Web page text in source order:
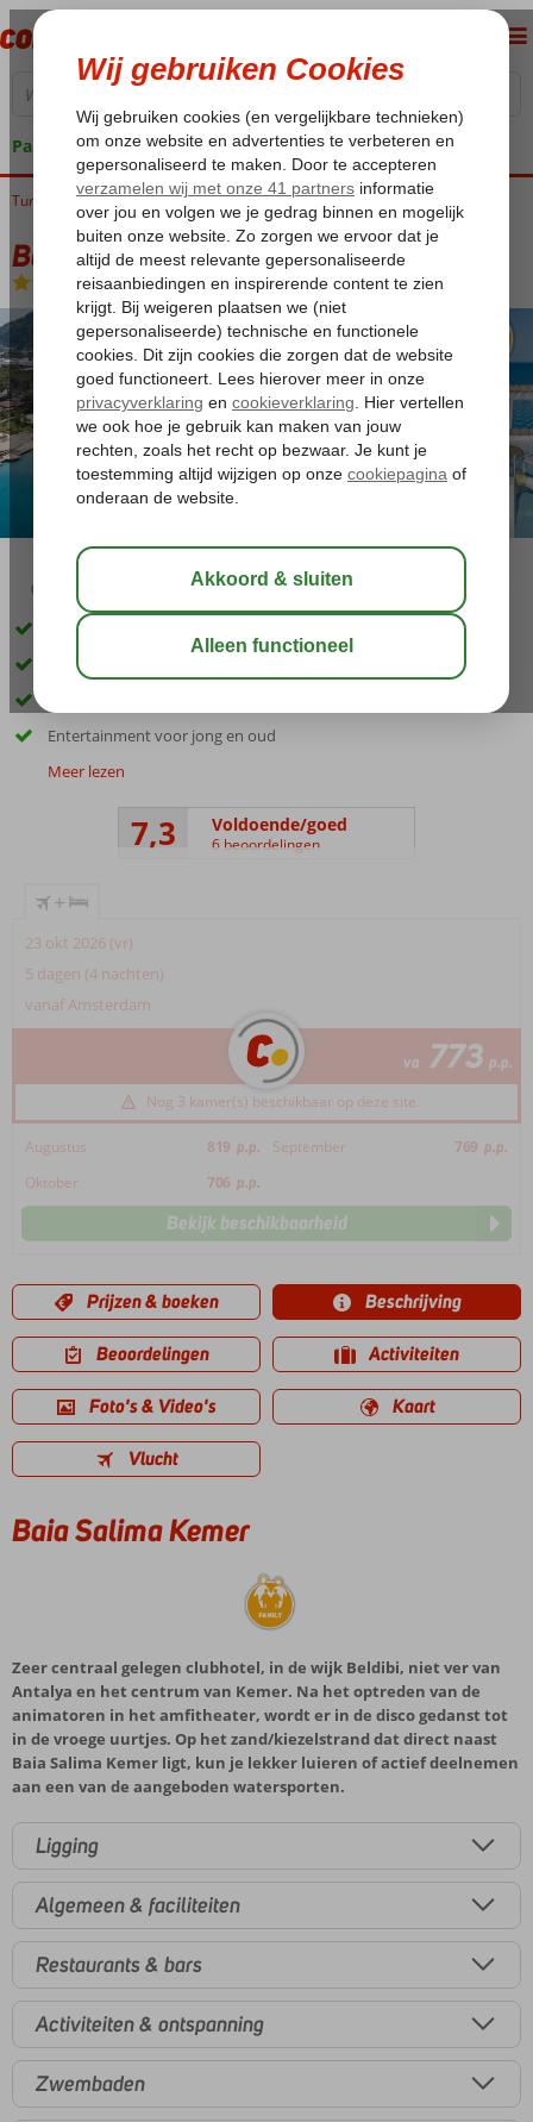
Pakketgarantie
Home
Turkije Turkse Riviera Kemer Beldibi Baia Salima Kemer
Baia Salima Kemer
Ultra All Inclusive-Hotel
03:45 aug 33°C
Direct aan het strand gelegen
2 à-la-carterestaurants
Entertainment voor jong en oud
Meer lezen
7,3 Voldoende/goed
6 beoordelingen
+
23 okt 2026 (vr)
5 dagen (4 nachten)
vanaf Amsterdam
va 773 p.p.
Nog 3 kamer(s) beschikbaar op deze site
Augustus 819 p.p. September 769 p.p.
Oktober
706 p.p.
Bekijk beschikbaarheid
Prijzen & boeken Beschrijving
Beoordelingen Activiteiten
Foto's & Video's Kaart
Vlucht
Baia Salima Kemer
Zeer centraal gelegen clubhotel, in de wijk Beldibi, niet ver van
Antalya en het centrum van Kemer. Na het optreden van de
animatoren in het amfitheater, wordt er in de disco gedanst tot
in de vroege uurtjes. Op het zand/kiezelstrand dat direct naast
Baia Salima Kemer ligt, kun je lekker luieren of actief deelnemen
aan een van de aangeboden watersporten.
Ligging
Algemeen & faciliteiten
Restaurants & bars
Activiteiten & ontspanning
Zwembaden